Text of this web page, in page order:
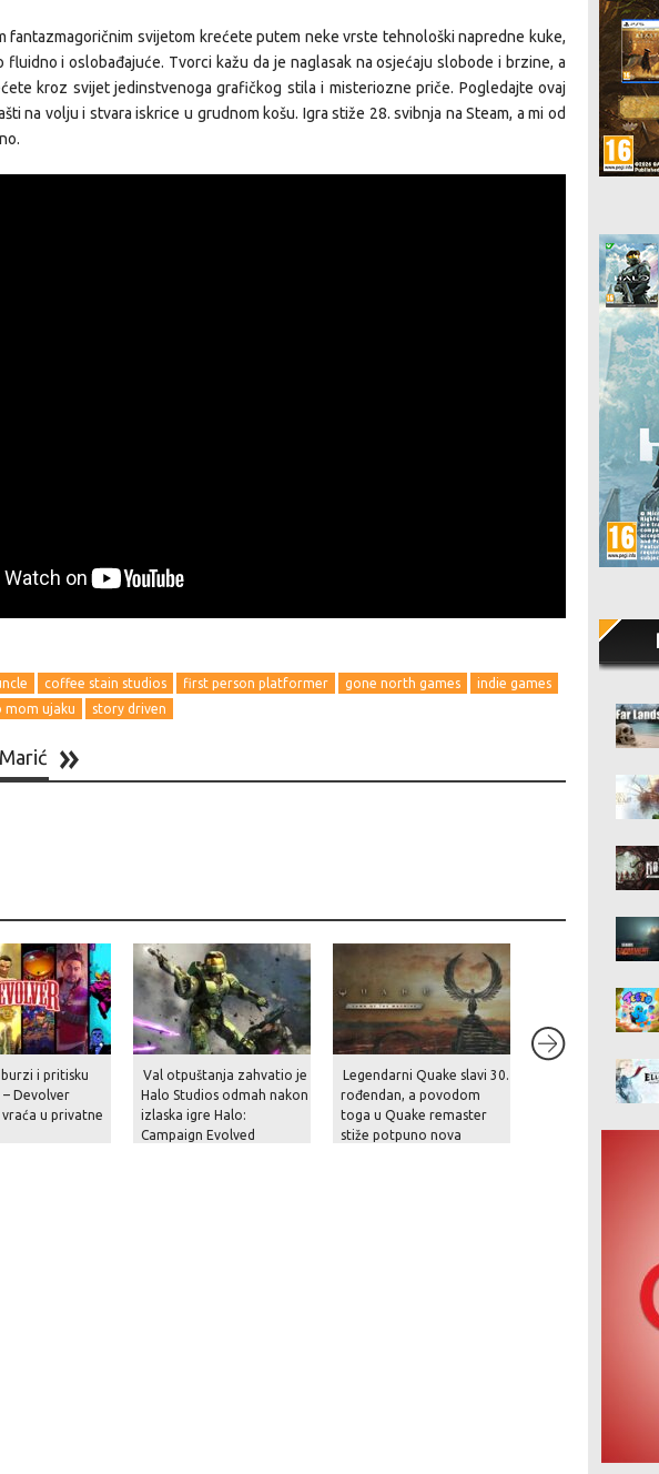
fantazmagoričnim svijetom krećete putem neke vrste tehnološki napredne kuke,
fluidno i oslobađajuće. Tvorci kažu da je naglasak na osjećaju slobode i brzine, a
kroz svijet jedinstvenoga grafičkog stila i misteriozne priče. Pogledajte ovaj
na volju i stvara iskrice u grudnom košu. Igra stiže 28. svibnja na Steam, a mi od
coffee stain studios first person platformer gone north games
indie games
mom ujaku story driven
i pritisku
Devolver
u privatne
Val otpuštanja zahvatio je
Halo Studios odmah nakon
izlaska igre Halo:
Campaign Evolved
Legendarni Quake slavi 30.
rođendan, a povodom
toga u Quake remaster
stiže potpuno nova
Radikalni rezovi
privatizacije – EA
njegovih kultnih